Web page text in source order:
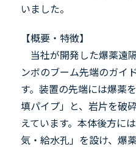
いました。
【概要・特徴】
当社が開発した爆薬遠
ンボのブーム先端のガイ
す。装置の先端には爆薬
填パイプ」と、岩片を破
えています。本体後方に
気・給水孔」を設け、爆